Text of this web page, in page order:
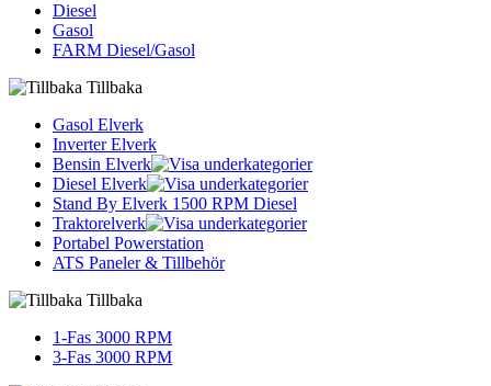
Diesel
Gasol
FARM Diesel/Gasol
Tillbaka
Gasol Elverk
Inverter Elverk
Bensin Elverk
Diesel Elverk
Stand By Elverk 1500 RPM Diesel
Traktorelverk
Portabel Powerstation
ATS Paneler & Tillbehör
Tillbaka
1-Fas 3000 RPM
3-Fas 3000 RPM